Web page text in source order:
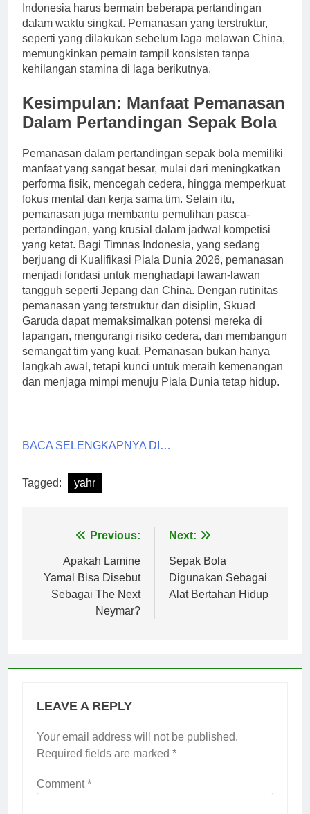
Indonesia harus bermain beberapa pertandingan
dalam waktu singkat. Pemanasan yang terstruktur,
seperti yang dilakukan sebelum laga melawan China,
memungkinkan pemain tampil konsisten tanpa
kehilangan stamina di laga berikutnya.
Kesimpulan: Manfaat Pemanasan
Dalam Pertandingan Sepak Bola
Pemanasan dalam pertandingan sepak bola memiliki
manfaat yang sangat besar, mulai dari meningkatkan
performa fisik, mencegah cedera, hingga memperkuat
fokus mental dan kerja sama tim. Selain itu,
pemanasan juga membantu pemulihan pasca-
pertandingan, yang krusial dalam jadwal kompetisi
yang ketat. Bagi Timnas Indonesia, yang sedang
berjuang di Kualifikasi Piala Dunia 2026, pemanasan
menjadi fondasi untuk menghadapi lawan-lawan
tangguh seperti Jepang dan China. Dengan rutinitas
pemanasan yang terstruktur dan disiplin, Skuad
Garuda dapat memaksimalkan potensi mereka di
lapangan, mengurangi risiko cedera, dan membangun
semangat tim yang kuat. Pemanasan bukan hanya
langkah awal, tetapi kunci untuk meraih kemenangan
dan menjaga mimpi menuju Piala Dunia tetap hidup.
BACA SELENGKAPNYA DI…
Tagged: yahr
navigation
Previous:
Apakah Lamine
Yamal Bisa Disebut
Sebagai The Next
Neymar?
Next:
Sepak Bola
Digunakan Sebagai
Alat Bertahan Hidup
LEAVE A REPLY
Your email address will not be published.
Required fields are marked *
Comment*